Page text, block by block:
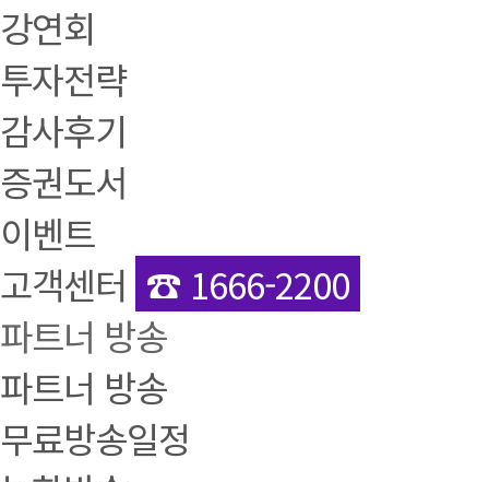
강연회
투자전략
감사후기
증권도서
이벤트
고객센터 ☎ 1666-2200
파트너 방송
파트너 방송
무료방송일정